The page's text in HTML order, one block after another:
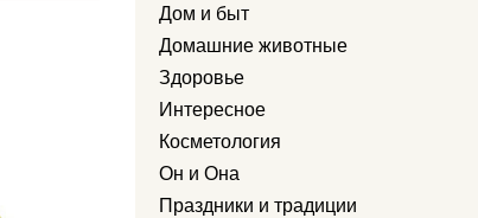
Дом и быт
Домашние животные
Здоровье
Интересное
Косметология
Он и Она
Праздники и традиции